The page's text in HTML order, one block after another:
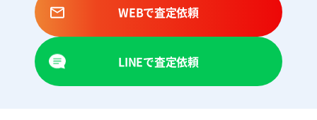
WEBで査定依頼
LINEで査定依頼